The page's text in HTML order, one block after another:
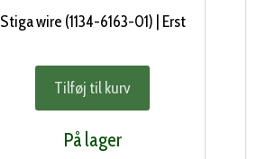
Stiga wire (1134-6163-01) | Erst
Tilføj til kurv
På lager